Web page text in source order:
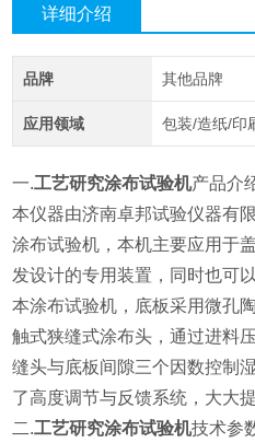
详细介绍
品牌 其他品牌
应用领域 包装/造纸/印
一.工艺研究涂布试验机产品介
本仪器由济南卓邦试验仪器有
涂布试验机，本机主要应用于
发设计的专用装置，同时也可
本涂布试验机，底板采用微孔
触式狭缝式涂布头，通过进料
缝头与底板间隙三个因数控制
了高度调节与反馈系统，大大
二.工艺研究涂布试验机技术参